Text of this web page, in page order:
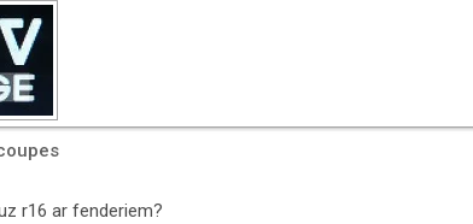
r16 ar fenderiem?